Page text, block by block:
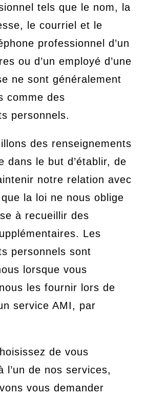
tels que le nom, la
le courriel et le
professionnel d’un
ou d’un employé d’une
ne sont généralement
comme des
personnels.
des renseignements
dans le but d’établir, de
notre relation avec
la loi ne nous oblige
à recueillir des
Les
personnels sont
lorsque vous
les fournir lors de
service AMI, par
de vous
l’un de nos services,
vous demander